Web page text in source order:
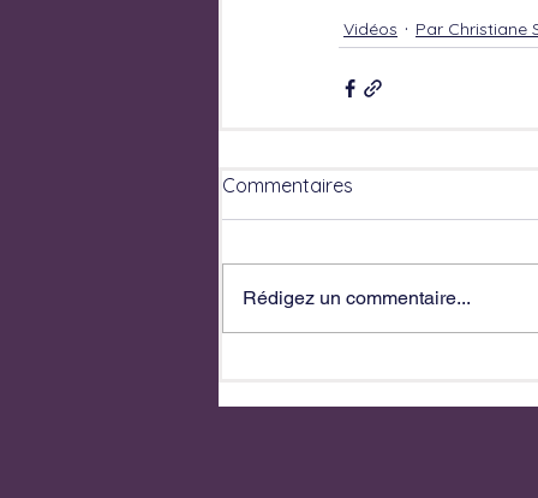
Vidéos Par Christiane
Commentaires
Rédigez un commentaire...